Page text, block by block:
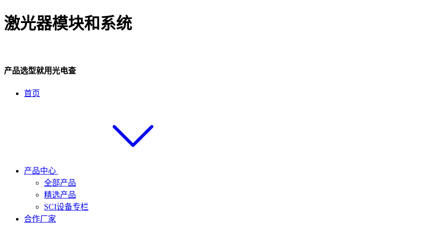
激光器模块和系统
产品选型就用光电查
首页
产品中心
全部产品
精选产品
SCI设备专栏
合作厂家